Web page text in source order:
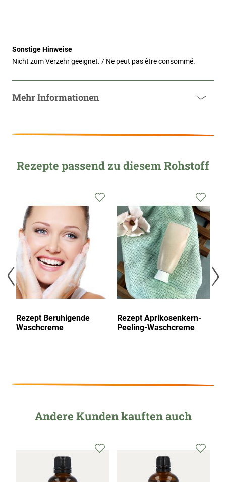
Sonstige Hinweise
Nicht zum Verzehr geeignet. / Ne peut pas être consommé.
Mehr Informationen
Rezepte passend zu diesem Rohstoff
Wunschliste
hinzufügen
Rezept Beruhigende
Waschcreme
Wunschliste
hinzufügen
Rezept Aprikosenkern-
Peeling-Waschcreme
Andere Kunden kauften auch